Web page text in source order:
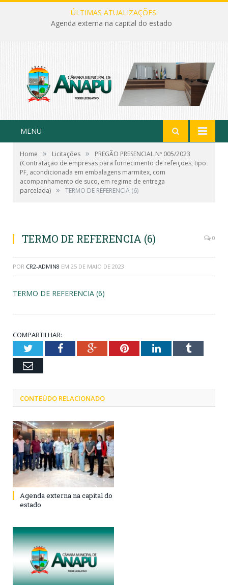
ÚLTIMAS ATUALIZAÇÕES:
Agenda externa na capital do estado
MENU
Home » Licitações »
PREGÃO PRESENCIAL Nº 005/2023
(Contratação de empresas para fornecimento de refeições, tipo
PF, acondicionada em embalagens marmitex, com
acompanhamento de suco, em regime de entrega
parcelada) » TERMO DE REFERENCIA (6)
TERMO DE REFERENCIA (6) 0
POR CR2-ADMIN8 EM 25 DE MAIO DE 2023
TERMO DE REFERENCIA (6)
COMPARTILHAR:
TwitterFacebookGoogle+PinterestLinkedInTumblr
Email
CONTEÚDO RELACIONADO
Agenda externa na capital do
estado